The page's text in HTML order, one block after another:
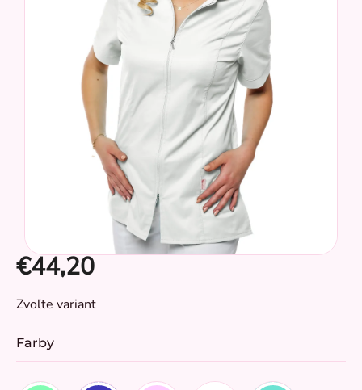
€44,20
Jednotková
Zvoľte variant
Farby